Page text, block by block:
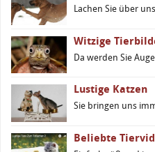
Lachen Sie über
Witzige
Da werden Sie
Lustige Katzen
Sie bringen uns
Beliebte